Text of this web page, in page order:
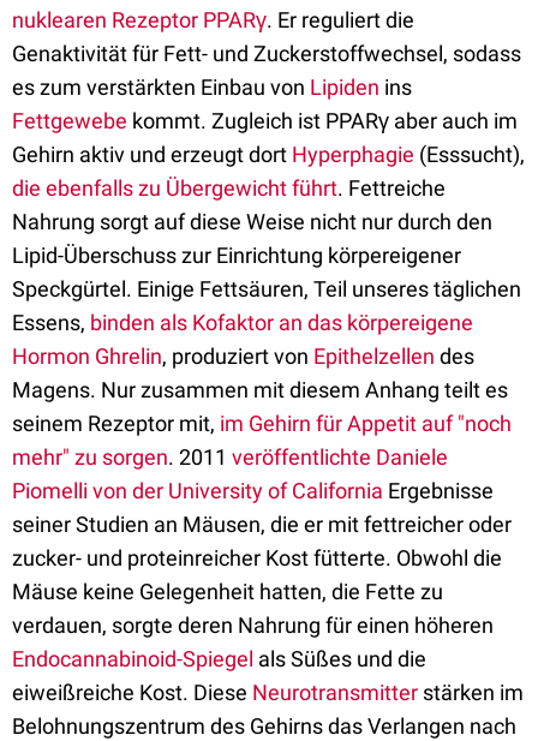
nuklearen Rezeptor PPARγ. Er reguliert die
Genaktivität für Fett- und Zuckerstoffwechsel, sodass
es zum verstärkten Einbau von Lipiden ins
Fettgewebe kommt. Zugleich ist PPARγ aber auch im
Gehirn aktiv und erzeugt dort Hyperphagie (Esssucht),
die ebenfalls zu Übergewicht führt. Fettreiche
Nahrung sorgt auf diese Weise nicht nur durch den
Lipid-Überschuss zur Einrichtung körpereigener
Speckgürtel. Einige Fettsäuren, Teil unseres täglichen
Essens, binden als Kofaktor an das körpereigene
Hormon Ghrelin, produziert von Epithelzellen des
Magens. Nur zusammen mit diesem Anhang teilt es
seinem Rezeptor mit, im Gehirn für Appetit auf "noch
mehr" zu sorgen. 2011 veröffentlichte Daniele
Piomelli von der University of California Ergebnisse
seiner Studien an Mäusen, die er mit fettreicher oder
zucker- und proteinreicher Kost fütterte. Obwohl die
Mäuse keine Gelegenheit hatten, die Fette zu
verdauen, sorgte deren Nahrung für einen höheren
Endocannabinoid-Spiegel als Süßes und die
eiweißreiche Kost. Diese Neurotransmitter stärken im
Belohnungszentrum des Gehirns das Verlangen nach